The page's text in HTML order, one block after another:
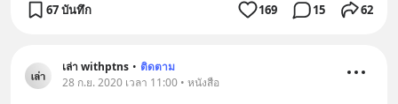
67 บันทึก 169 15 62
เล่า withptns • ติดตาม
28 ก.ย. 2020 เวลา 11:00 • หนังสือ